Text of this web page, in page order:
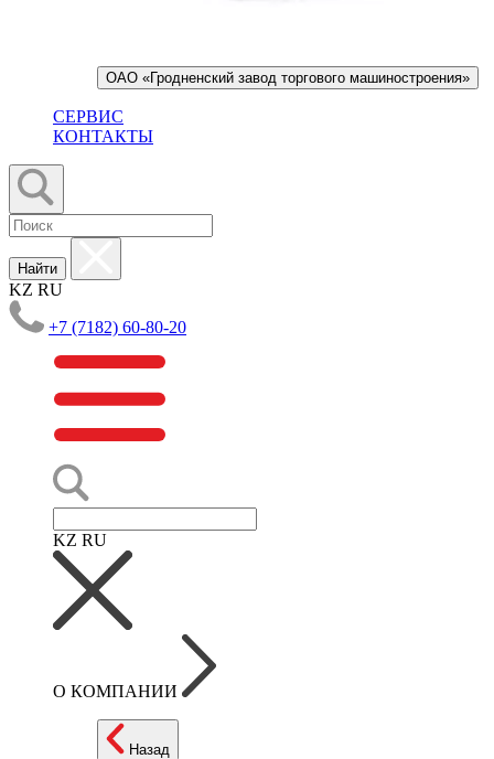
ОАО «Гродненский завод торгового машиностроения»
СЕРВИС
КОНТАКТЫ
Найти
KZ RU
+7 (7182) 60-80-20
KZ RU
О КОМПАНИИ
Назад